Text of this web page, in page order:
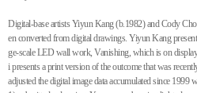
Digital-base artists Yiyun Kang (b.1982) and Cody
en converted from digital drawings. Yiyun Kang
ge-scale LED wall work, Vanishing, which is on
i presents a print version of the outcome that was
adjusted the digital image data accumulated since